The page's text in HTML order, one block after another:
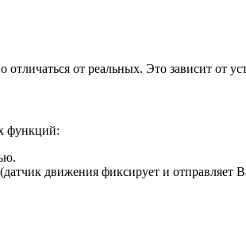
от реальных. Это зависит от
функций:
движения фиксирует и отправляет